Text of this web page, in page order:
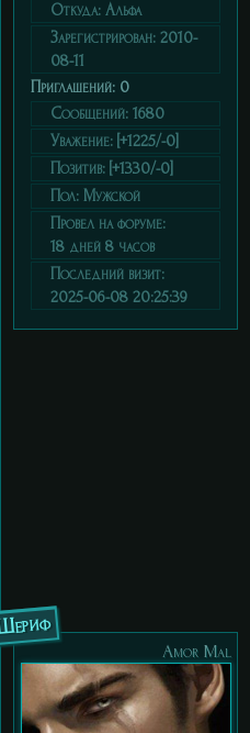
Откуда: Альфа
Зарегистрирован: 2010-
08-11
Приглашений: 0
Сообщений: 1680
Уважение: [+1225/-0]
Позитив: [+1330/-0]
Пол: Мужской
Провел на форуме:
18 дней 8 часов
Последний визит:
2025-06-08 20:25:39
Аmor Мal